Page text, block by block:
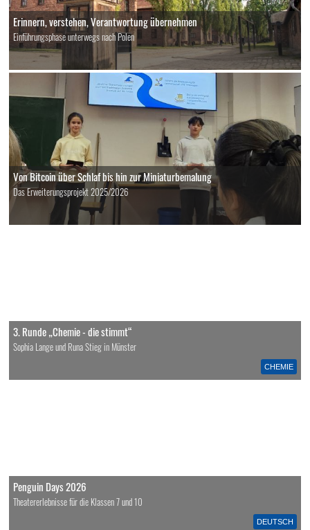
Erinnern, verstehen, Verantwortung übernehmen
Einführungsphase unterwegs nach Polen
Von Bitcoin über Schlaf bis hin zur Miniaturbemalung
Das Erweiterungsprojekt 2025/2026
CHEMIE
3. Runde „Chemie - die stimmt“
Sophia Lange und Runa Stieg in Münster
DEUTSCH
Penguin Days 2026
Theatererlebnisse für die Klassen 7 und 10